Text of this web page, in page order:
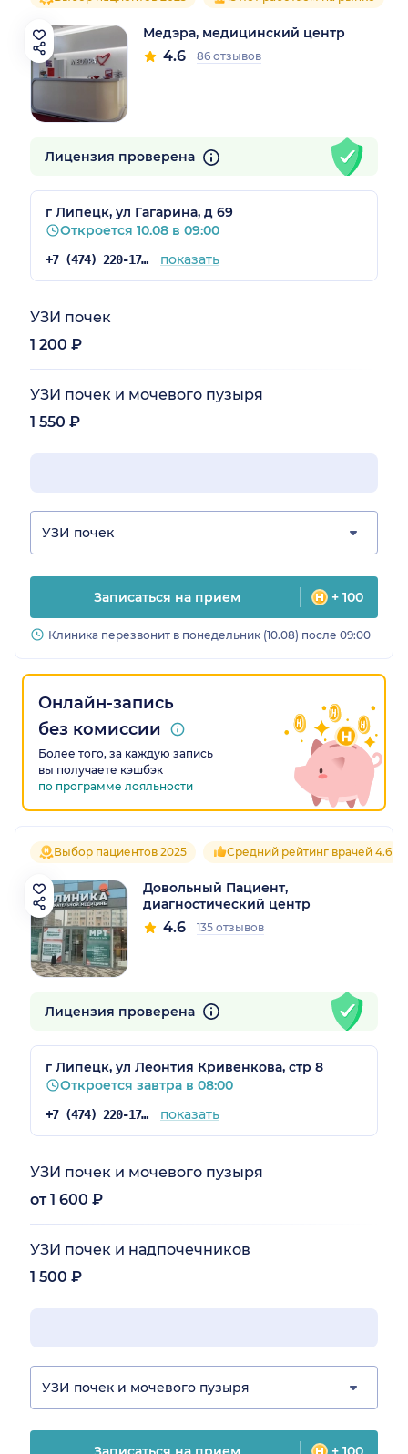
Медэра, медицинский центр
4.6 86 отзывов
Лицензия проверена
г Липецк, ул Гагарина, д 69
Откроется 10.08 в 09:00
+7 (474) 220-17-49 показать
УЗИ почек
1 200 ₽
УЗИ почек и мочевого пузыря
1 550 ₽
УЗИ почек
Записаться на прием + 100
Клиника перезвонит в понедельник (10.08) после 09:00
Онлайн-запись
без комиссии
Более того, за каждую запись
вы получаете кэшбэк
по программе лояльности
Выбор пациентов 2025 Средний рейтинг врачей 4.6
Довольный Пациент,
диагностический центр
4.6 135 отзывов
Лицензия проверена
г Липецк, ул Леонтия Кривенкова, стр 8
Откроется завтра в 08:00
+7 (474) 220-17-46 показать
УЗИ почек и мочевого пузыря
от 1 600 ₽
УЗИ почек и надпочечников
1 500 ₽
УЗИ почек и мочевого пузыря